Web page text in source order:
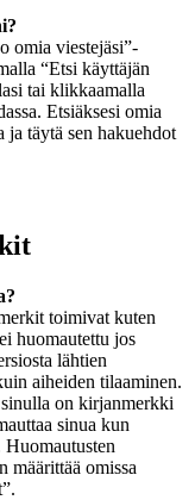
omia viestejäsi”-
“Etsi käyttäjän
tai klikkaamalla
Etsiäksesi omia
ja täytä sen hakuehdot
toimivat kuten
huomautettu jos
lähtien
aiheiden tilaaminen.
on kirjanmerkki
sinua kun
määrittää omissa